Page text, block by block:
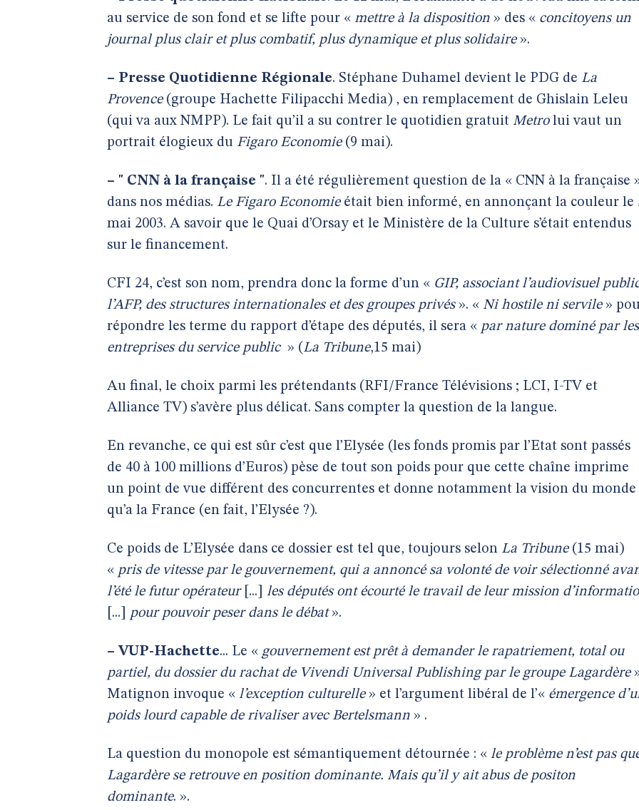
au service de son fond et se lifte pour « mettre à la disposition » des « concitoyens un
journal plus clair et plus combatif, plus dynamique et plus solidaire».
– Presse Quotidienne Régionale. Stéphane Duhamel devient le PDG de La
Provence(groupe Hachette Filipacchi Media) , en remplacement de Ghislain Leleu
(qui va aux NMPP). Le fait qu’il a su contrer le quotidien gratuit Metrolui vaut un
portrait élogieux du Figaro Economie(9 mai).
– " CNN à la française ". Il a été régulièrement question de la « CNN à la française
dans nos médias. Le Figaro Economieétait bien informé, en annonçant la couleur le
mai 2003. A savoir que le Quai d’Orsay et le Ministère de la Culture s’était entendus
sur le financement.
CFI 24, c’est son nom, prendra donc la forme d’un « GIP, associant l’audiovisuel
l’AFP, des structures internationales et des groupes privés». « Ni hostile ni servile»
répondre les terme du rapport d’étape des députés, il sera « par nature dominé par les
entreprises du service public » (La Tribune,15 mai)
Au final, le choix parmi les prétendants (RFI/France Télévisions ; LCI, I-TV et
Alliance TV) s’avère plus délicat. Sans compter la question de la langue.
En revanche, ce qui est sûr c’est que l’Elysée (les fonds promis par l’Etat sont passés
de 40 à 100 millions d’Euros) pèse de tout son poids pour que cette chaîne imprime
un point de vue différent des concurrentes et donne notamment la vision du monde
qu’a la France (en fait, l’Elysée ?).
Ce poids de L’Elysée dans ce dossier est tel que, toujours selon La Tribune(15 mai)
« pris de vitesse par le gouvernement, qui a annoncé sa volonté de voir sélectionné
l’été le futur opérateur[...] les députés ont écourté le travail de leur mission
[...] pour pouvoir peser dans le débat».
– VUP-Hachette... Le « gouvernement est prêt à demander le rapatriement, total ou
partiel, du dossier du rachat de Vivendi Universal Publishing par le groupe Lagardère
Matignon invoque « l’exception culturelle» et l’argument libéral de l’« émergence
poids lourd capable de rivaliser avec Bertelsmann » .
La question du monopole est sémantiquement détournée : « le problème n’est pas
Lagardère se retrouve en position dominante. Mais qu’il y ait abus de positon
dominante. ».